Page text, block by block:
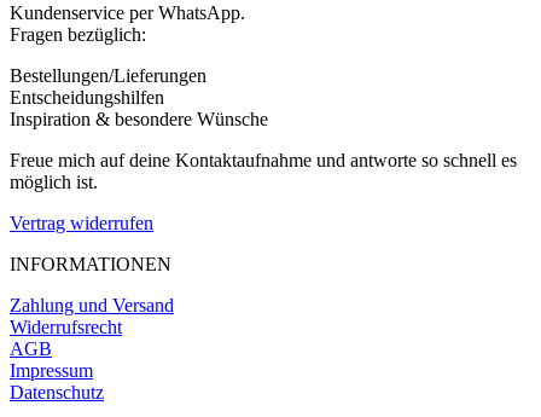
Kundenservice per WhatsApp.
Fragen bezüglich:
Bestellungen/Lieferungen
Entscheidungshilfen
Inspiration & besondere Wünsche
Freue mich auf deine Kontaktaufnahme und antworte so schnell es
möglich ist.
Vertrag widerrufen
INFORMATIONEN
Zahlung und Versand
Widerrufsrecht
AGB
Impressum
Datenschutz